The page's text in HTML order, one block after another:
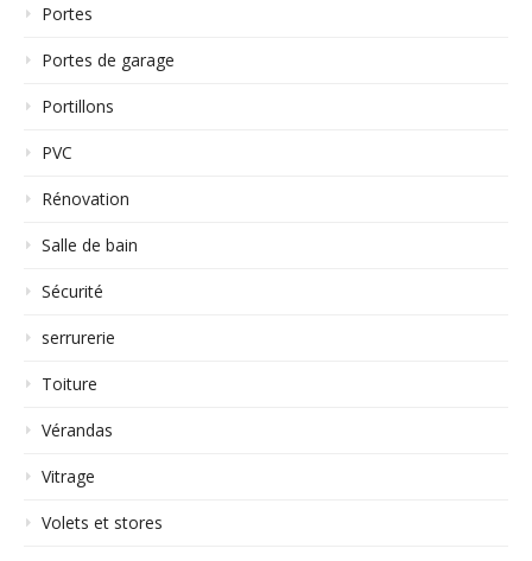
Portes
Portes de garage
Portillons
PVC
Rénovation
Salle de bain
Sécurité
serrurerie
Toiture
Vérandas
Vitrage
Volets et stores